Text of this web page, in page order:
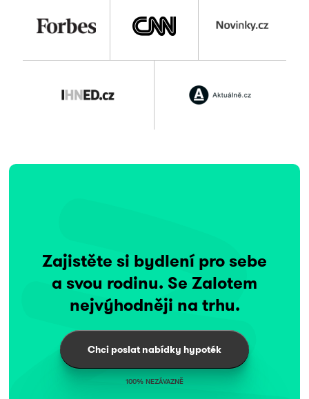
Zajistěte si bydlení pro sebe
a svou rodinu. Se Zalotem
nejvýhodněji na trhu.
Chci poslat nabídky hypoték
100% NEZÁVAZNĚ